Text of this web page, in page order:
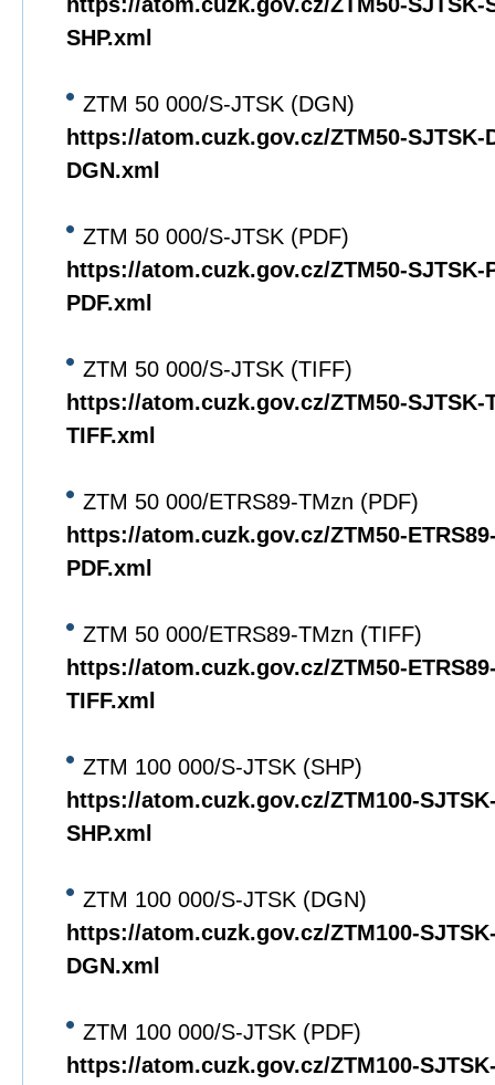
SHP.xml
ZTM 50 000/S-JTSK (DGN)
https://atom.cuzk.gov.cz/ZTM50-SJTSK-
DGN.xml
ZTM 50 000/S-JTSK (PDF)
https://atom.cuzk.gov.cz/ZTM50-SJTSK-
PDF.xml
ZTM 50 000/S-JTSK (TIFF)
https://atom.cuzk.gov.cz/ZTM50-SJTSK-
TIFF.xml
ZTM 50 000/ETRS89-TMzn (PDF)
https://atom.cuzk.gov.cz/ZTM50-
PDF.xml
ZTM 50 000/ETRS89-TMzn (TIFF)
https://atom.cuzk.gov.cz/ZTM50-
TIFF.xml
ZTM 100 000/S-JTSK (SHP)
https://atom.cuzk.gov.cz/ZTM100-
SHP.xml
ZTM 100 000/S-JTSK (DGN)
https://atom.cuzk.gov.cz/ZTM100-
DGN.xml
ZTM 100 000/S-JTSK (PDF)
https://atom.cuzk.gov.cz/ZTM100-